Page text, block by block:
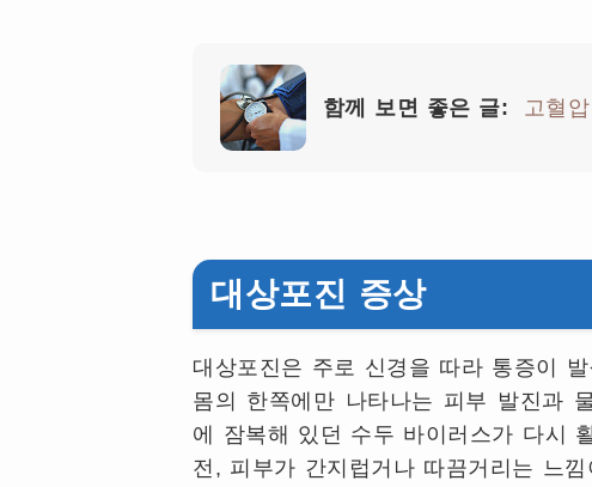
함께 보면 좋은 글: 고혈
대상포진 증상
대상포진은 주로 신경을 따라 통증이
몸의 한쪽에만 나타나는 피부 발진과
에 잠복해 있던 수두 바이러스가 다시
전, 피부가 간지럽거나 따끔거리는 느